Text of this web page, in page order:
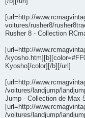
[url=http://
voitures/rusher8/
Rusher 8 - Collection
[url=http://
/
Kyosho[/color][/b][/url]
[url=http://
/voitures/landjump/
Jump - Collection de Max
[url=http://
/voitures/landjump/